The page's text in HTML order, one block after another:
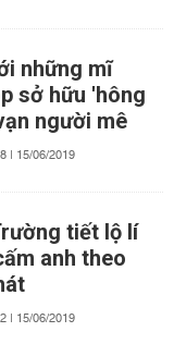
những mĩ
sở hữu 'hông
người mê
| 15/06/2019
tiết lộ lí
anh theo
| 15/06/2019